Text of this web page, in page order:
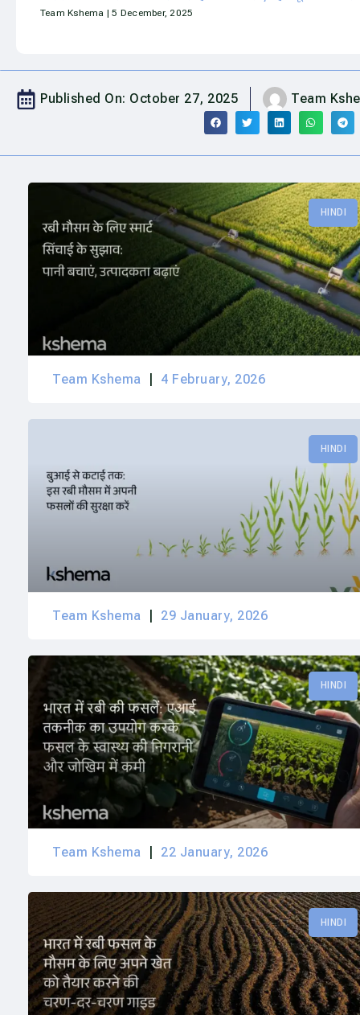
Team Kshema 5 December, 2025
Published On: October 27, 2025 Team
HINDI
Team Kshema 4 February, 2026
HINDI
Team Kshema 29 January, 2026
HINDI
Team Kshema 22 January, 2026
HINDI